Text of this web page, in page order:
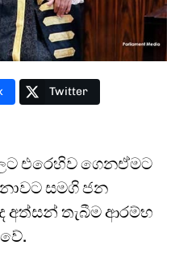
Twitter
එරෙහිව ගෙනඒමට
සමගි ජන
අත්සන් තැබීම ආරම්භ